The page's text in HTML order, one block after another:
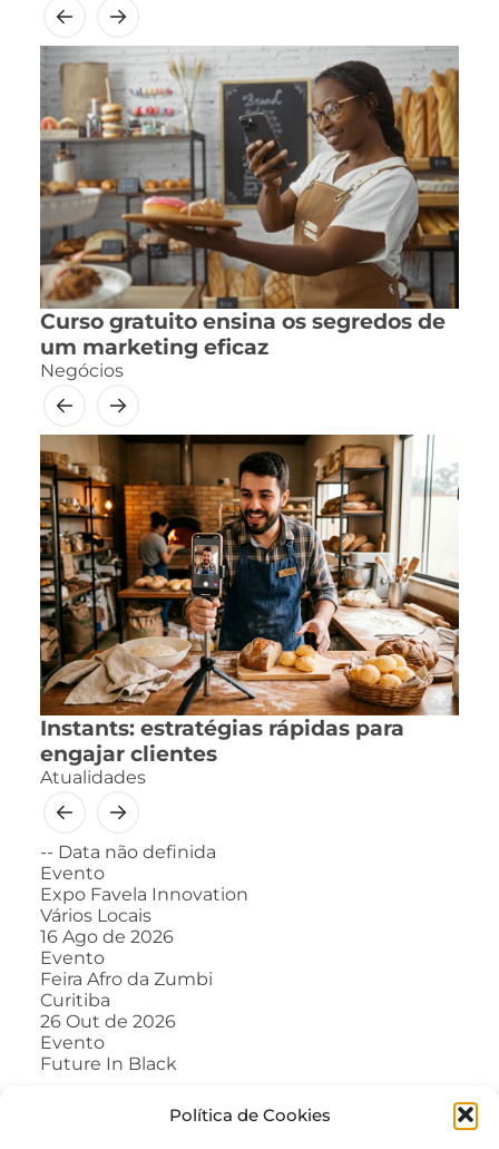
Política de Cookies
Curso gratuito ensina os segredos de
um marketing eficaz
Negócios
Instants: estratégias rápidas para
engajar clientes
Atualidades
-- Data não definida
Evento
Expo Favela Innovation
Vários Locais
16 Ago de 2026
Evento
Feira Afro da Zumbi
Curitiba
26 Out de 2026
Evento
Future In Black